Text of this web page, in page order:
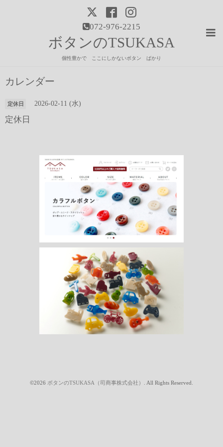
072-976-2215
ボタンのTSUKASA
個性豊かで ここにしかないボタン ばかり
カレンダー
定休日 2026-02-11 (水)
定休日
©2026 ボタンのTSUKASA（司商事株式会社） . All Rights Reserved.